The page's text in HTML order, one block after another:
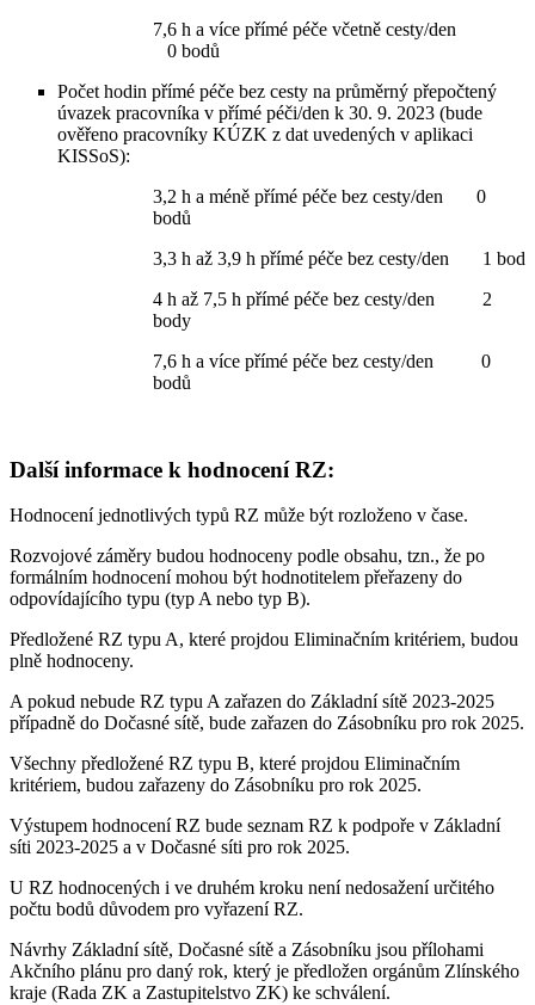
7,6 h a více přímé péče včetně cesty/den
0 bodů
Počet hodin přímé péče bez cesty na průměrný přepočtený
úvazek pracovníka v přímé péči/den k 30. 9. 2023 (bude
ověřeno pracovníky KÚZK z dat uvedených v aplikaci
KISSoS):
3,2 h a méně přímé péče bez cesty/den 0
bodů
3,3 h až 3,9 h přímé péče bez cesty/den 1 bod
4 h až 7,5 h přímé péče bez cesty/den 2
body
7,6 h a více přímé péče bez cesty/den 0
bodů
Další informace k hodnocení RZ:
Hodnocení jednotlivých typů RZ může být rozloženo v čase.
Rozvojové záměry budou hodnoceny podle obsahu, tzn., že po
formálním hodnocení mohou být hodnotitelem přeřazeny do
odpovídajícího typu (typ A nebo typ B).
Předložené RZ typu A, které projdou Eliminačním kritériem, budou
plně hodnoceny.
A pokud nebude RZ typu A zařazen do Základní sítě 2023-2025
případně do Dočasné sítě, bude zařazen do Zásobníku pro rok 2025.
Všechny předložené RZ typu B, které projdou Eliminačním
kritériem, budou zařazeny do Zásobníku pro rok 2025.
Výstupem hodnocení RZ bude seznam RZ k podpoře v Základní
síti 2023-2025 a v Dočasné síti pro rok 2025.
U RZ hodnocených i ve druhém kroku není nedosažení určitého
počtu bodů důvodem pro vyřazení RZ.
Návrhy Základní sítě, Dočasné sítě a Zásobníku jsou přílohami
Akčního plánu pro daný rok, který je předložen orgánům Zlínského
kraje (Rada ZK a Zastupitelstvo ZK) ke schválení.